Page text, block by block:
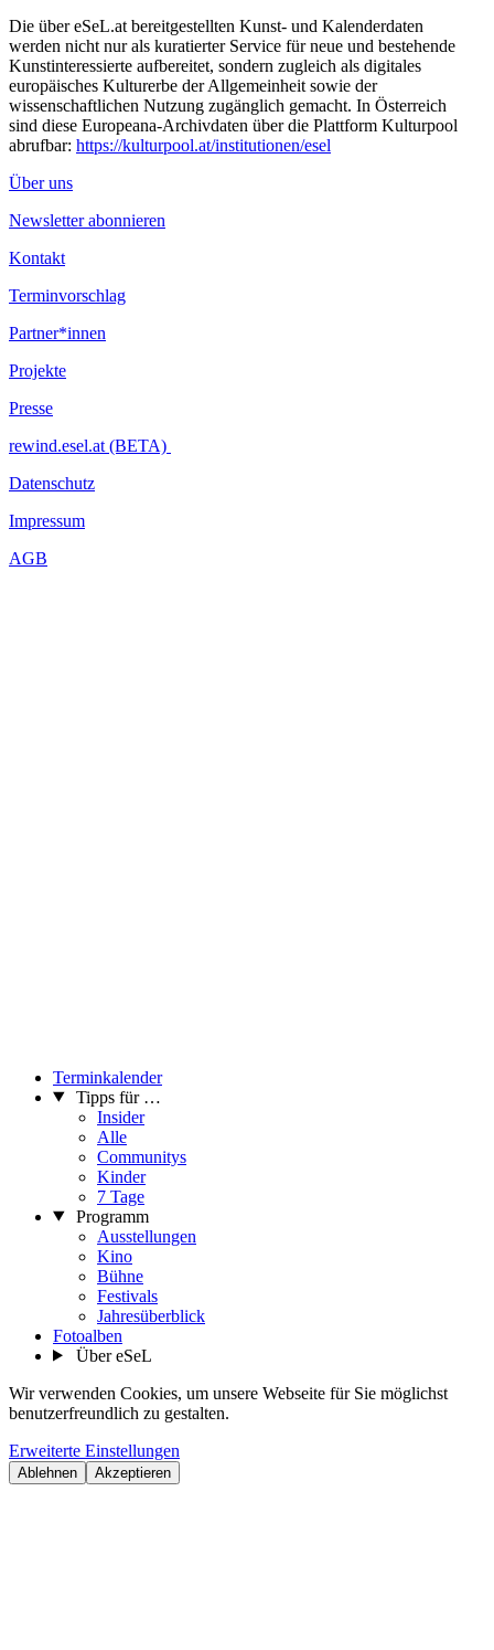
Die über eSeL.at bereitgestellten Kunst- und Kalenderdaten
werden nicht nur als kuratierter Service für neue und bestehende
Kunstinteressierte aufbereitet, sondern zugleich als digitales
europäisches Kulturerbe der Allgemeinheit sowie der
wissenschaftlichen Nutzung zugänglich gemacht. In Österreich
sind diese Europeana-Archivdaten über die Plattform Kulturpool
abrufbar: https://kulturpool.at/institutionen/esel
Über uns
Newsletter abonnieren
Kontakt
Terminvorschlag
Partner*innen
Projekte
Presse
rewind.esel.at (BETA)
Datenschutz
Impressum
AGB
Terminkalender
Tipps für …
Insider
Alle
Communitys
Kinder
7 Tage
Programm
Ausstellungen
Kino
Bühne
Festivals
Jahresüberblick
Fotoalben
Über eSeL
Wir verwenden Cookies, um unsere Webseite für Sie möglichst
benutzerfreundlich zu gestalten.
Erweiterte Einstellungen
Ablehnen Akzeptieren